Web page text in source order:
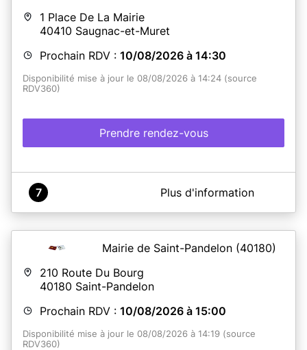
1 Place De La Mairie
40410 Saugnac-et-Muret
Prochain RDV : 10/08/2026 à 14:30
Disponibilité mise à jour le 08/08/2026 à 14:24 (source
RDV360)
Prendre rendez-vous
A propos de Mairie de Saugnac-et-Muret
En savoir plus
7 Plus d'information
Mairie de Saint-Pandelon (40180)
210 Route Du Bourg
40180 Saint-Pandelon
Prochain RDV : 10/08/2026 à 15:00
Disponibilité mise à jour le 08/08/2026 à 14:19 (source
RDV360)